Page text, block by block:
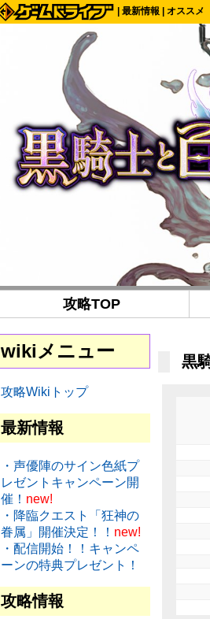
最新情報 オススメ
攻略TOP
黒
wikiメニュー
攻略Wikiトップ
最新情報
・声優陣のサイン色紙プ
レゼントキャンペーン開
催！ new!
・降臨クエスト「狂神の
眷属」開催決定！！ new!
・配信開始！！キャンペ
ーンの特典プレゼント！
攻略情報